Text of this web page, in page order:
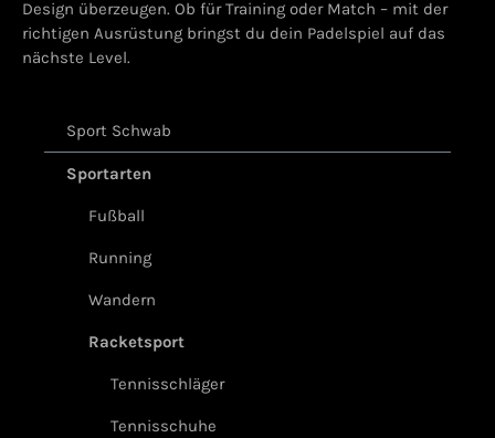
Design überzeugen. Ob für Training oder Match – mit der
richtigen Ausrüstung bringst du dein Padelspiel auf das
nächste Level.
Sport Schwab
Sportarten
Fußball
Running
Wandern
Racketsport
Tennisschläger
Tennisschuhe